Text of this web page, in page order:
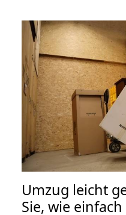
Umzug leicht
Sie, wie